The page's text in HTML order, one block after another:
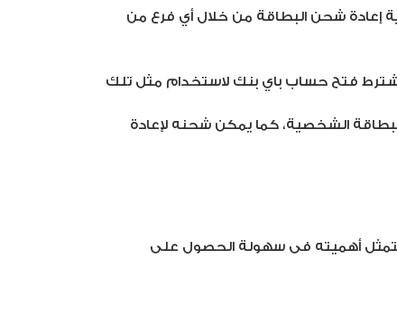
إعادة شحن البطاقة من خلال أي فرع من
فتح حساب باي بنك لاستخدام مثل تلك
الشخصية، كما يمكن شحنه لإعادة
تتمثل أهميته فى سهولة الحصول على